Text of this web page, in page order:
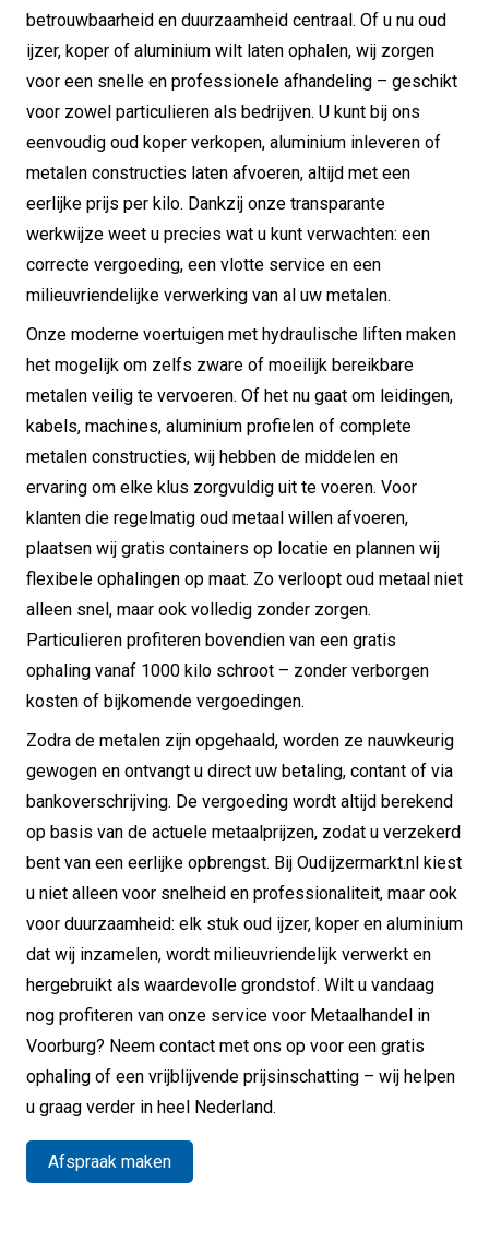
betrouwbaarheid en duurzaamheid centraal. Of u nu oud
ijzer, koper of aluminium wilt laten ophalen, wij zorgen
voor een snelle en professionele afhandeling – geschikt
voor zowel particulieren als bedrijven. U kunt bij ons
eenvoudig oud koper verkopen, aluminium inleveren of
metalen constructies laten afvoeren, altijd met een
eerlijke prijs per kilo. Dankzij onze transparante
werkwijze weet u precies wat u kunt verwachten: een
correcte vergoeding, een vlotte service en een
milieuvriendelijke verwerking van al uw metalen.
Onze moderne voertuigen met hydraulische liften maken
het mogelijk om zelfs zware of moeilijk bereikbare
metalen veilig te vervoeren. Of het nu gaat om leidingen,
kabels, machines, aluminium profielen of complete
metalen constructies, wij hebben de middelen en
ervaring om elke klus zorgvuldig uit te voeren. Voor
klanten die regelmatig oud metaal willen afvoeren,
plaatsen wij gratis containers op locatie en plannen wij
flexibele ophalingen op maat. Zo verloopt oud metaal niet
alleen snel, maar ook volledig zonder zorgen.
Particulieren profiteren bovendien van een gratis
ophaling vanaf 1000 kilo schroot – zonder verborgen
kosten of bijkomende vergoedingen.
Zodra de metalen zijn opgehaald, worden ze nauwkeurig
gewogen en ontvangt u direct uw betaling, contant of via
bankoverschrijving. De vergoeding wordt altijd berekend
op basis van de actuele metaalprijzen, zodat u verzekerd
bent van een eerlijke opbrengst. Bij Oudijzermarkt.nl kiest
u niet alleen voor snelheid en professionaliteit, maar ook
voor duurzaamheid: elk stuk oud ijzer, koper en aluminium
dat wij inzamelen, wordt milieuvriendelijk verwerkt en
hergebruikt als waardevolle grondstof. Wilt u vandaag
nog profiteren van onze service voor Metaalhandel in
Voorburg? Neem contact met ons op voor een gratis
ophaling of een vrijblijvende prijsinschatting – wij helpen
u graag verder in heel Nederland.
Afspraak maken